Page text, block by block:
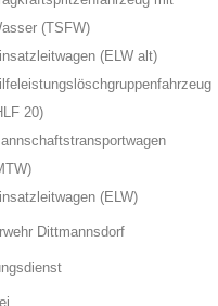
(TSFW)
(ELW alt)
20)
(ELW)
Dittmannsdorf